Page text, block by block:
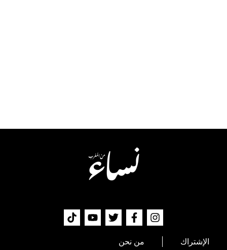
الإشتراك من نحن